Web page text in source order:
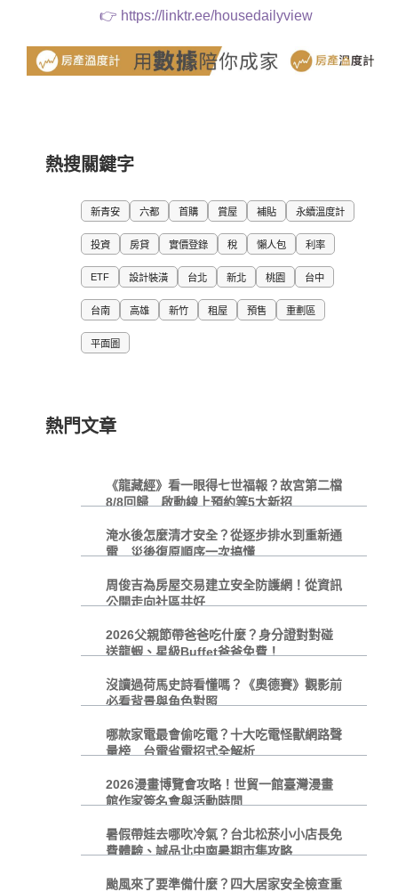
👉 https://linktr.ee/housedailyview
熱搜關鍵字
新青安 六都 首購 賞屋 補貼 永續溫度計
投資 房貸 實價登錄 稅 懶人包 利率
ETF 設計裝潢 台北 新北 桃園 台中
台南 高雄 新竹 租屋 預售 重劃區
平面圖
熱門文章
《龍藏經》看一眼得七世福報？故宮第二檔
8/8回歸 啟動線上預約等5大新招
淹水後怎麼清才安全？從逐步排水到重新通
電 災後復原順序一次搞懂
周俊吉為房屋交易建立安全防護網！從資訊
公開走向社區共好
2026父親節帶爸爸吃什麼？身分證對對碰
送龍蝦、星級Buffet爸爸免費！
沒讀過荷馬史詩看懂嗎？《奧德賽》觀影前
必看背景與角色對照
哪款家電最會偷吃電？十大吃電怪獸網路聲
量榜 台電省電招式全解析
2026漫畫博覽會攻略！世貿一館臺灣漫畫
館作家簽名會與活動時間
暑假帶娃去哪吹冷氣？台北松菸小小店長免
費體驗、誠品北中南暑期市集攻略
颱風來了要準備什麼？四大居家安全檢查重